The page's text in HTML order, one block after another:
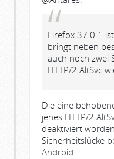
Firefox 37.0.1
bringt neben
auch noch zwei
HTTP/2 AltSvc
Die eine
jenes HTTP/2
deaktiviert
Sicherheitslücke
Android.